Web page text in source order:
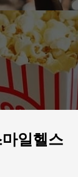
일헬스